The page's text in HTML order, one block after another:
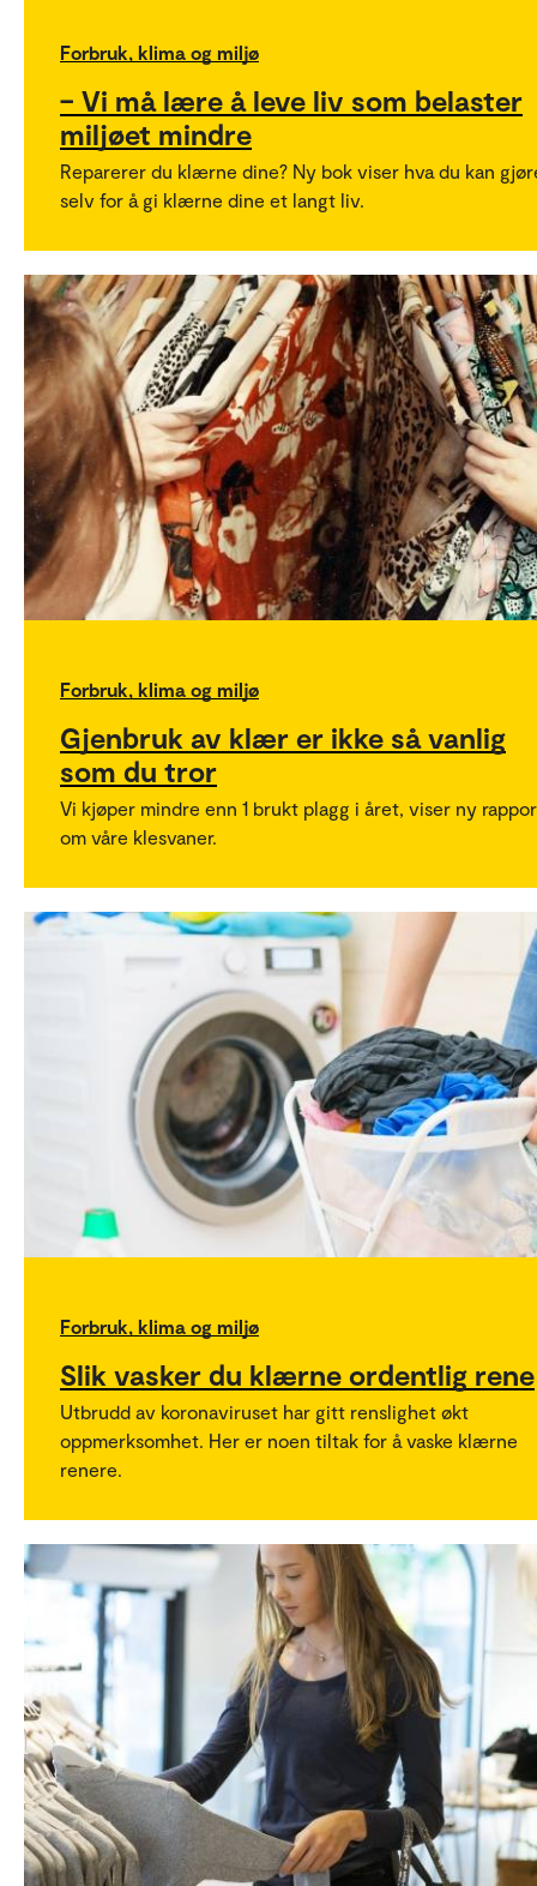
Forbruk, klima og miljø
– Vi må lære å leve liv som belaster
miljøet mindre
Reparerer du klærne dine? Ny bok viser hva du kan
selv for å gi klærne dine et langt liv.
Forbruk, klima og miljø
Gjenbruk av klær er ikke så vanlig
som du tror
Vi kjøper mindre enn 1 brukt plagg i året, viser ny
om våre klesvaner.
Forbruk, klima og miljø
Slik vasker du klærne ordentlig rene
Utbrudd av koronaviruset har gitt renslighet økt
oppmerksomhet. Her er noen tiltak for å vaske klærne
renere.